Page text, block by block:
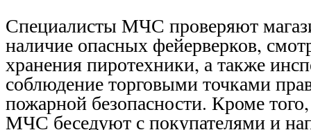
Специалисты МЧС проверяют
наличие опасных фейерверков,
хранения пиротехники, а также
соблюдение торговыми точками
пожарной безопасности. Кроме
МЧС беседуют с покупателями и